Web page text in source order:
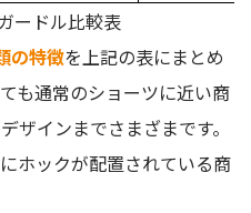
ードル比較表
の特徴を上記の表にまとめ
も通常のショーツに近い商
ザインまでさまざまです。
ホックが配置されている商